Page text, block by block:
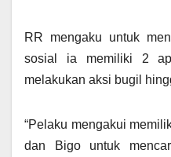
RR mengaku untuk
sosial ia memiliki 2
melakukan aksi bugil
“Pelaku mengakui
dan Bigo untuk